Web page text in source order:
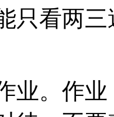
只看两
业。作